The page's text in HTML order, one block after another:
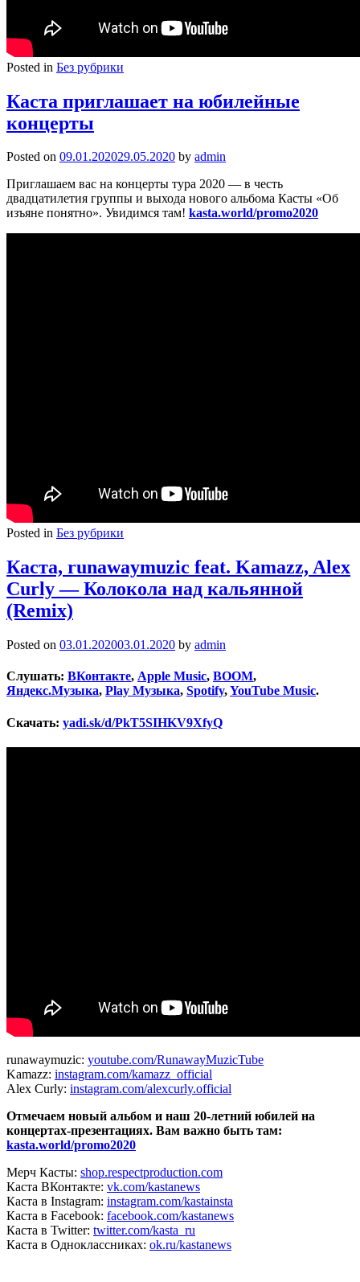
Posted in Без рубрики
Каста приглашает на юбилейные
концерты
Posted on 09.01.202029.05.2020 by admin
Приглашаем вас на концерты тура 2020 — в честь
двадцатилетия группы и выхода нового альбома Касты «Об
изъяне понятно». Увидимся там! kasta.world/promo2020
Posted in Без рубрики
Каста, runawaymuzic feat. Kamazz, Alex
Curly — Колокола над кальянной
(Remix)
Posted on 03.01.202003.01.2020 by admin
Слушать: ВКонтакте, Apple Music, BOOM,
Яндекс.Музыка, Play Музыка, Spotify,YouTube Music.
Скачать: yadi.sk/d/PkT5SIHKV9XfyQ
runawaymuzic: youtube.com/RunawayMuzicTube
Kamazz: instagram.com/kamazz_official
Alex Curly: instagram.com/alexcurly.official
Отмечаем новый альбом и наш 20-летний юбилей на
концертах-презентациях. Вам важно быть там:
kasta.world/promo2020
Мерч Касты: shop.respectproduction.com
Каста ВКонтакте: vk.com/kastanews
Каста в Instagram: instagram.com/kastainsta
Каста в Facebook: facebook.com/kastanews
Каста в Twitter: twitter.com/kasta_ru
Каста в Одноклассниках: ok.ru/kastanews